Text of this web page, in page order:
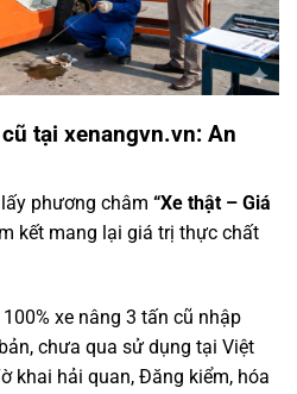
tại xenangvn.vn: An
phương châm “Xe thật – Giá
kết mang lại giá trị thực chất
100% xe nâng 3 tấn cũ nhập
chưa qua sử dụng tại Việt
khai hải quan, Đăng kiểm, hóa